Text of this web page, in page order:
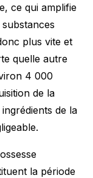
ce qui amplifie
plus vite et
quelle autre
4 000
de la
de la
la période